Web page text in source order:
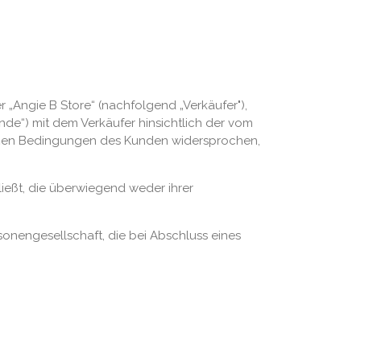
B Store“ (nachfolgend „Verkäufer"),
mit dem Verkäufer hinsichtlich der vom
Bedingungen des Kunden widersprochen,
die überwiegend weder ihrer
die bei Abschluss eines